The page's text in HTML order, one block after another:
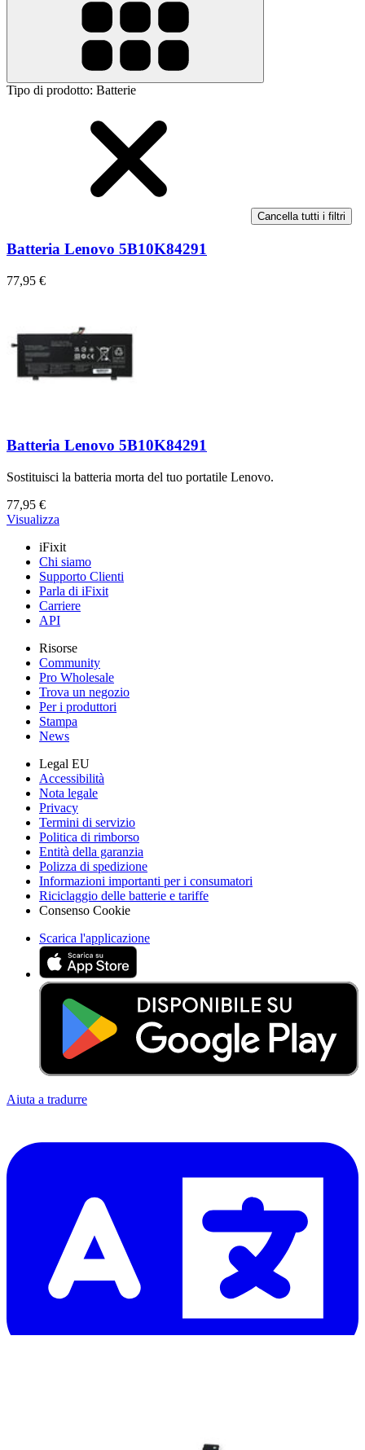
Tipo di prodotto: Batterie
Cancella tutti i filtri
Batteria Lenovo 5B10K84291
77,95 €
Batteria Lenovo 5B10K84291
Sostituisci la batteria morta del tuo portatile Lenovo.
77,95 €
Visualizza
iFixit
Chi siamo
Supporto Clienti
Parla di iFixit
Carriere
API
Risorse
Community
Pro Wholesale
Trova un negozio
Per i produttori
Stampa
News
Legal EU
Accessibilità
Nota legale
Privacy
Termini di servizio
Politica di rimborso
Entità della garanzia
Polizza di spedizione
Informazioni importanti per i consumatori
Riciclaggio delle batterie e tariffe
Consenso Cookie
Scarica l'applicazione
Aiuta a tradurre